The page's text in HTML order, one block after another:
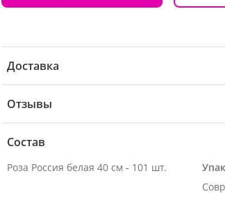
Доставка
Отзывы
Состав
Роза Россия белая 40 см - 101 шт.